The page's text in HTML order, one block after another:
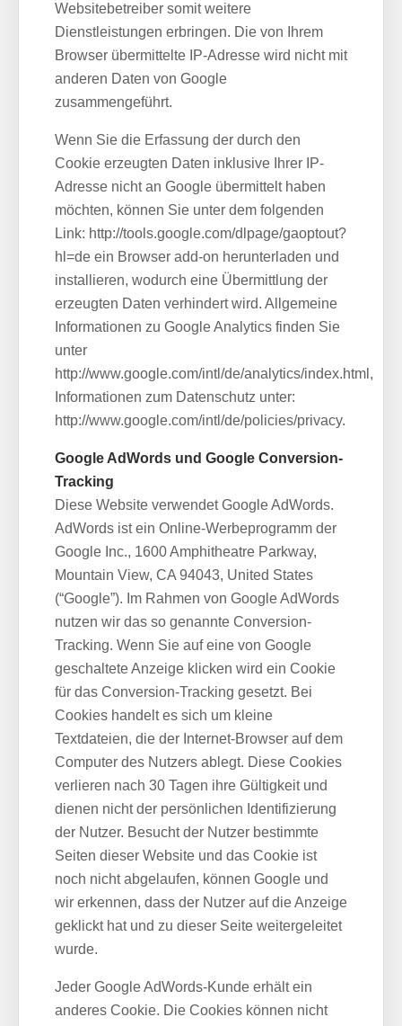
Websitebetreiber somit weitere
Dienstleistungen erbringen. Die von Ihrem
Browser übermittelte IP-Adresse wird nicht mit
anderen Daten von Google
zusammengeführt.
Wenn Sie die Erfassung der durch den
Cookie erzeugten Daten inklusive Ihrer IP-
Adresse nicht an Google übermittelt haben
möchten, können Sie unter dem folgenden
Link: http://tools.google.com/dlpage/gaoptout?
hl=de ein Browser add-on herunterladen und
installieren, wodurch eine Übermittlung der
erzeugten Daten verhindert wird. Allgemeine
Informationen zu Google Analytics finden Sie
unter
http://www.google.com/intl/de/analytics/index.html ,
Informationen zum Datenschutz unter:
http://www.google.com/intl/de/policies/privacy.
Google AdWords und Google Conversion-
Tracking
Diese Website verwendet Google AdWords.
AdWords ist ein Online-Werbeprogramm der
Google Inc., 1600 Amphitheatre Parkway,
Mountain View, CA 94043, United States
(“Google”). Im Rahmen von Google AdWords
nutzen wir das so genannte Conversion-
Tracking. Wenn Sie auf eine von Google
geschaltete Anzeige klicken wird ein Cookie
für das Conversion-Tracking gesetzt. Bei
Cookies handelt es sich um kleine
Textdateien, die der Internet-Browser auf dem
Computer des Nutzers ablegt. Diese Cookies
verlieren nach 30 Tagen ihre Gültigkeit und
dienen nicht der persönlichen Identifizierung
der Nutzer. Besucht der Nutzer bestimmte
Seiten dieser Website und das Cookie ist
noch nicht abgelaufen, können Google und
wir erkennen, dass der Nutzer auf die Anzeige
geklickt hat und zu dieser Seite weitergeleitet
wurde.
Jeder Google AdWords-Kunde erhält ein
anderes Cookie. Die Cookies können nicht